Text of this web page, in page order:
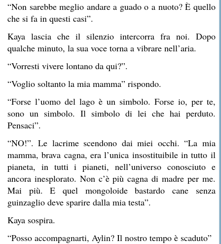
“Non sarebbe meglio andare a guado o a nuoto? È quello
che si fa in questi casi”.
Kaya lascia che il silenzio intercorra fra noi. Dopo
qualche minuto, la sua voce torna a vibrare nell’aria.
“Vorresti vivere lontano da qui?”.
“Voglio soltanto la mia mamma” rispondo.
“Forse l’uomo del lago è un simbolo. Forse io, per te,
sono un simbolo. Il simbolo di lei che hai perduto.
Pensaci”.
“NO!”. Le lacrime scendono dai miei occhi. “La mia
mamma, brava cagna, era l’unica insostituibile in tutto il
pianeta, in tutti i pianeti, nell’universo conosciuto e
ancora inesplorato. Non c’è più cagna di madre per me.
Mai più. E quel mongoloide bastardo cane senza
guinzaglio deve sparire dalla mia testa”.
Kaya sospira.
“Posso accompagnarti, Aylin? Il nostro tempo è scaduto”